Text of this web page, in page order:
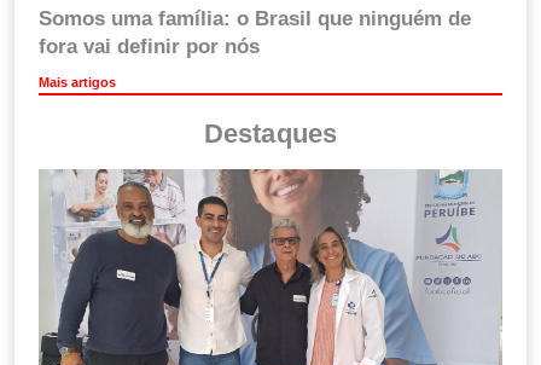
Somos uma família: o Brasil que ninguém de
fora vai definir por nós
Mais artigos
Destaques